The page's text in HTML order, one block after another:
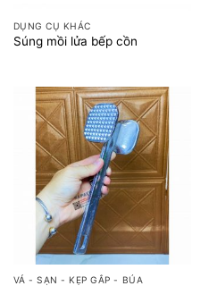
DỤNG CỤ KHÁC
Súng mồi lửa bếp cồn
VÁ - SẠN - KẸP GẮP - BÚA